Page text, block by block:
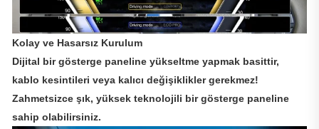
Kolay ve Hasarsız Kurulum
Dijital bir gösterge paneline yükseltme yapmak basittir,
kablo kesintileri veya kalıcı değişiklikler gerekmez!
Zahmetsizce şık, yüksek teknolojili bir gösterge paneline
sahip olabilirsiniz.